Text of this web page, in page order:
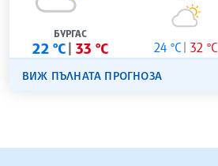
БУРГАС
22 °C 33 °C 24 °C 32 °C
ВИЖ ПЪЛНАТА ПРОГНОЗА